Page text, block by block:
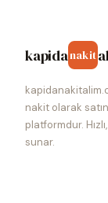
kapidanakit
nakit olarak
platformdur.
sunar.